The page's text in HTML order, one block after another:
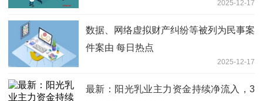
2025-12-17
数据、网络虚拟财产纠纷等被列为民事案
件案由 每日热点
2025-12-17
最新：阳光乳业主力资金持续净流入，3